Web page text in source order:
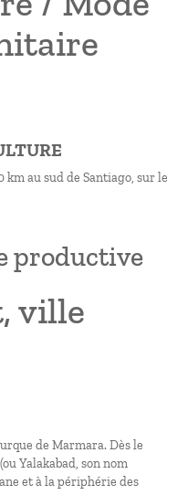
km au sud de Santiago, sur le
productive
ville
de Marmara. Dès le
Yalakabad, son nom
et à la périphérie des